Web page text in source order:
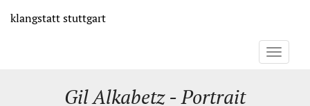
zum
klangstattstuttgart
Toggle
Gil Alkabetz - Portrait